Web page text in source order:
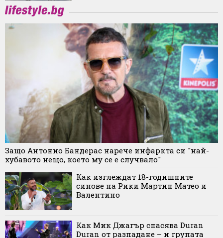
Защо Антонио Бандерас нарече инфаркта си "най-
хубавото нещо, което му се е случвало"
Как изглеждат 18-годишните
синове на Рики Мартин Матео и
Валентино
Как Мик Джагър спасява Duran
Duran от разпадане – и групата